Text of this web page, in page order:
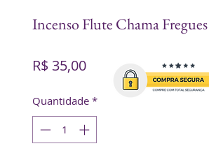
Incenso Flute Chama Fregues
R$ 35,00Preço
Quantidade *